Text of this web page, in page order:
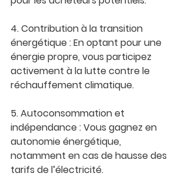
4. Contribution à la transition
énergétique : En optant pour une
énergie propre, vous participez
activement à la lutte contre le
réchauffement climatique.
5. Autoconsommation et
indépendance : Vous gagnez en
autonomie énergétique,
notamment en cas de hausse des
tarifs de l’électricité.